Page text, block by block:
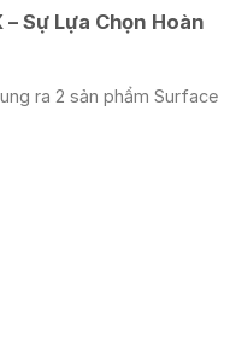
Sự Lựa Chọn Hoàn
ra 2 sản phẩm Surface